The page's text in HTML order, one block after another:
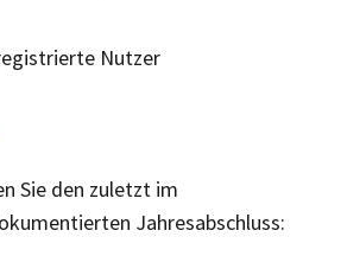
Nutzer
Sie den zuletzt im
Jahresabschluss: